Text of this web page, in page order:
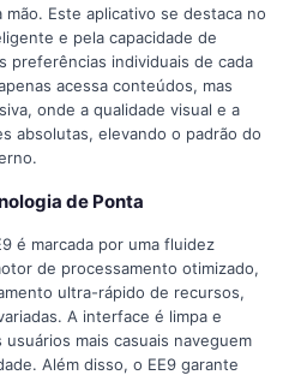
Este aplicativo se destaca no
e pela capacidade de
preferências individuais de cada
acessa conteúdos, mas
onde a qualidade visual e a
absolutas, elevando o padrão do
de Ponta
é marcada por uma fluidez
de processamento otimizado,
ultra-rápido de recursos,
A interface é limpa e
mais casuais naveguem
Além disso, o EE9 garante